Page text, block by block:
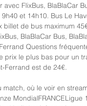
FlixBus, BlaBlaCar
et 14h10. Bus Le
de bus maximum
BlaBlaCar Bus,
Questions
prix le plus bas pour un
Ferrand est de 24€.
où le voir en
MondialFRANCELigue